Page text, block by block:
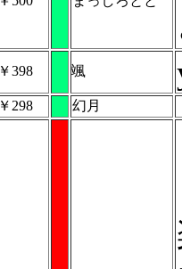
￥398 颯
￥298 幻月